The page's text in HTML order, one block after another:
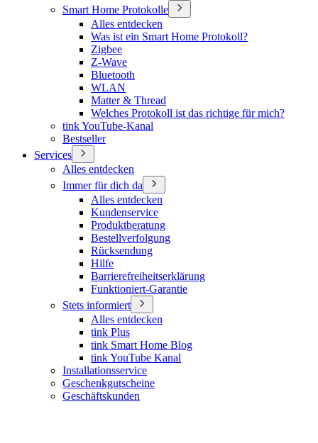
Smart Home Protokolle
Alles entdecken
Was ist ein Smart Home Protokoll?
Zigbee
Z-Wave
Bluetooth
WLAN
Matter & Thread
Welches Protokoll ist das richtige für mich?
tink YouTube-Kanal
Bestseller
Services
Alles entdecken
Immer für dich da
Alles entdecken
Kundenservice
Produktberatung
Bestellverfolgung
Rücksendung
Hilfe
Barrierefreiheitserklärung
Funktioniert-Garantie
Stets informiert
Alles entdecken
tink Plus
tink Smart Home Blog
tink YouTube Kanal
Installationsservice
Geschenkgutscheine
Geschäftskunden